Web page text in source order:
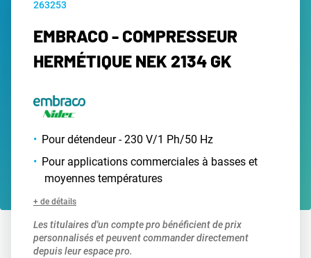
263253
EMBRACO - COMPRESSEUR
HERMÉTIQUE NEK 2134 GK
Pour détendeur - 230 V/1 Ph/50 Hz
Pour applications commerciales à basses et
moyennes températures
+ de détails
Les titulaires d'un compte pro bénéficient de prix
personnalisés et peuvent commander directement
depuis leur espace pro.